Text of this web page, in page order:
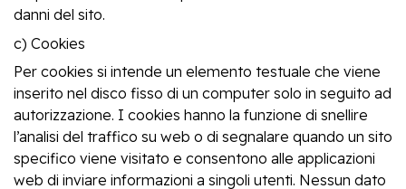
danni del sito.
c) Cookies
Per cookies si intende un elemento testuale che viene
inserito nel disco fisso di un computer solo in seguito ad
autorizzazione. I cookies hanno la funzione di snellire
l’analisi del traffico su web o di segnalare quando un sito
specifico viene visitato e consentono alle applicazioni
web di inviare informazioni a singoli utenti. Nessun dato